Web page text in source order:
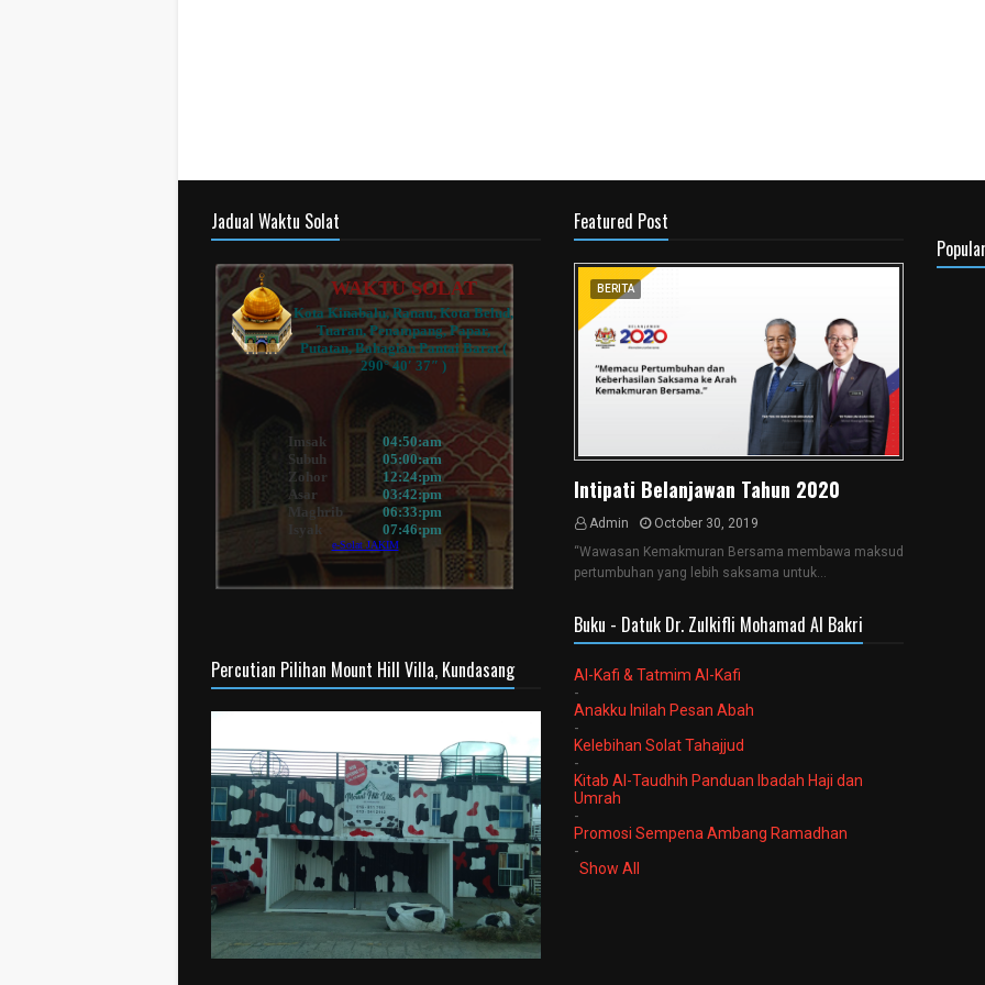
Jadual Waktu Solat
Percutian Pilihan Mount Hill Villa, Kundasang
Featured Post
BERITA
Intipati Belanjawan Tahun 2020
Admin
October 30, 2019
“Wawasan Kemakmuran Bersama membawa maksud
pertumbuhan yang lebih saksama untuk…
Buku - Datuk Dr. Zulkifli Mohamad Al Bakri
Al-Kafi & Tatmim Al-Kafi
-
Anakku Inilah Pesan Abah
-
Kelebihan Solat Tahajjud
-
Kitab Al-Taudhih Panduan Ibadah Haji dan
Umrah
-
Promosi Sempena Ambang Ramadhan
-
Show All